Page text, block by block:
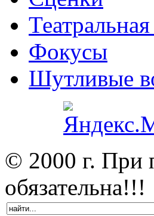
Фокусы
Шутливые
© 2000 г. При
обязательна!!!